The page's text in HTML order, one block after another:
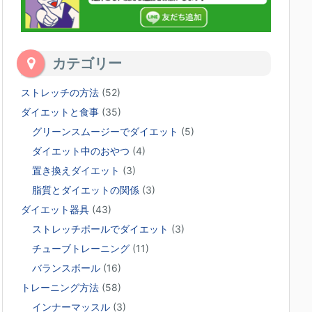
カテゴリー
ストレッチの方法 (52)
ダイエットと食事 (35)
グリーンスムージーでダイエット (5)
ダイエット中のおやつ (4)
置き換えダイエット (3)
脂質とダイエットの関係 (3)
ダイエット器具 (43)
ストレッチポールでダイエット (3)
チューブトレーニング (11)
バランスボール (16)
トレーニング方法 (58)
インナーマッスル (3)